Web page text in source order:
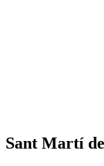
Sant Martí